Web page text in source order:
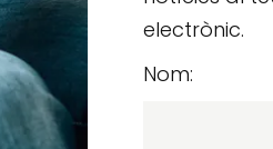
electrònic.
Nom: